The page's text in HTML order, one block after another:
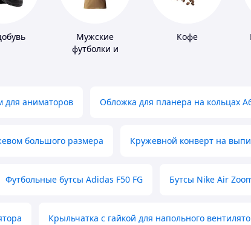
Мужские
футболки и
Кофе
для аниматоров Обложка для планера на кольцах
большого размера Кружевной конверт на
Футбольные бутсы Adidas F50 FG Бутсы Nike Air
Крыльчатка с гайкой для напольного